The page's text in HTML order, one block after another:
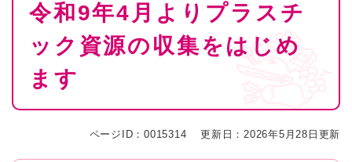
令和9年4月よりプラスチ
ック資源の収集をはじめ
ます
ページID：0015314 更新日：2026年5月28日更新